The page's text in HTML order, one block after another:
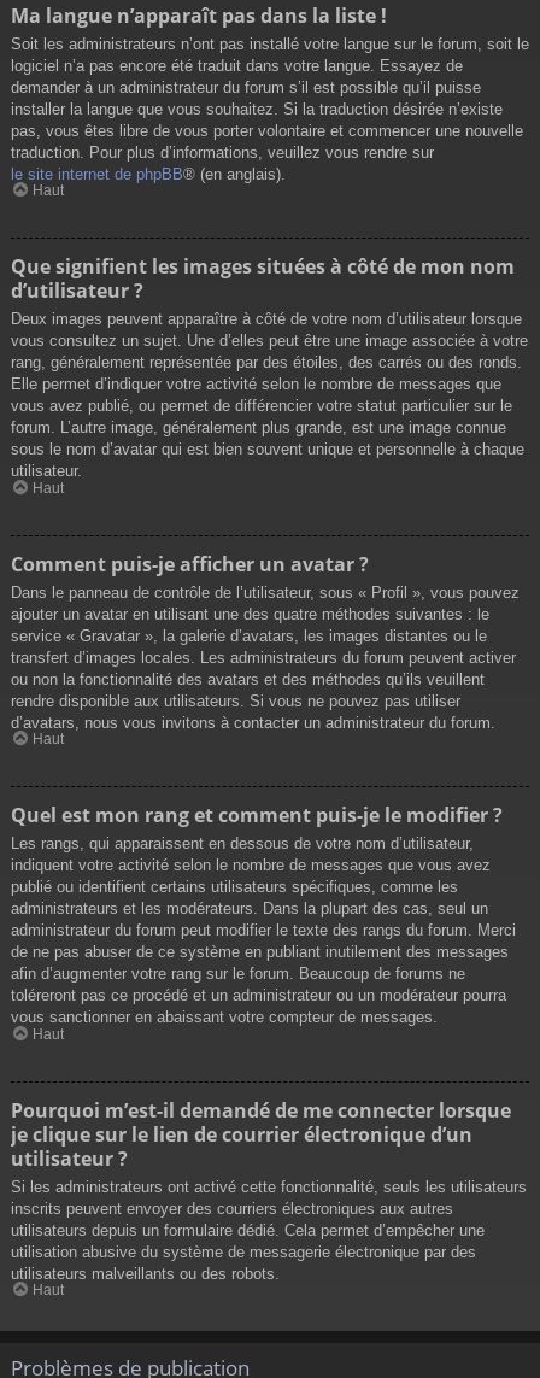
Ma langue n’apparaît pas dans la liste !
Soit les administrateurs n’ont pas installé votre langue sur le forum, soit le
logiciel n’a pas encore été traduit dans votre langue. Essayez de
demander à un administrateur du forum s’il est possible qu’il puisse
installer la langue que vous souhaitez. Si la traduction désirée n’existe
pas, vous êtes libre de vous porter volontaire et commencer une nouvelle
traduction. Pour plus d’informations, veuillez vous rendre sur
le site internet de phpBB® (en anglais).
Haut
Que signifient les images situées à côté de mon nom
d’utilisateur ?
Deux images peuvent apparaître à côté de votre nom d’utilisateur lorsque
vous consultez un sujet. Une d’elles peut être une image associée à votre
rang, généralement représentée par des étoiles, des carrés ou des ronds.
Elle permet d’indiquer votre activité selon le nombre de messages que
vous avez publié, ou permet de différencier votre statut particulier sur le
forum. L’autre image, généralement plus grande, est une image connue
sous le nom d’avatar qui est bien souvent unique et personnelle à chaque
utilisateur.
Haut
Comment puis-je afficher un avatar ?
Dans le panneau de contrôle de l’utilisateur, sous « Profil », vous pouvez
ajouter un avatar en utilisant une des quatre méthodes suivantes : le
service « Gravatar », la galerie d’avatars, les images distantes ou le
transfert d’images locales. Les administrateurs du forum peuvent activer
ou non la fonctionnalité des avatars et des méthodes qu’ils veuillent
rendre disponible aux utilisateurs. Si vous ne pouvez pas utiliser
d’avatars, nous vous invitons à contacter un administrateur du forum.
Haut
Quel est mon rang et comment puis-je le modifier ?
Les rangs, qui apparaissent en dessous de votre nom d’utilisateur,
indiquent votre activité selon le nombre de messages que vous avez
publié ou identifient certains utilisateurs spécifiques, comme les
administrateurs et les modérateurs. Dans la plupart des cas, seul un
administrateur du forum peut modifier le texte des rangs du forum. Merci
de ne pas abuser de ce système en publiant inutilement des messages
afin d’augmenter votre rang sur le forum. Beaucoup de forums ne
toléreront pas ce procédé et un administrateur ou un modérateur pourra
vous sanctionner en abaissant votre compteur de messages.
Haut
Pourquoi m’est-il demandé de me connecter lorsque
je clique sur le lien de courrier électronique d’un
utilisateur ?
Si les administrateurs ont activé cette fonctionnalité, seuls les utilisateurs
inscrits peuvent envoyer des courriers électroniques aux autres
utilisateurs depuis un formulaire dédié. Cela permet d’empêcher une
utilisation abusive du système de messagerie électronique par des
utilisateurs malveillants ou des robots.
Haut
Problèmes de publication